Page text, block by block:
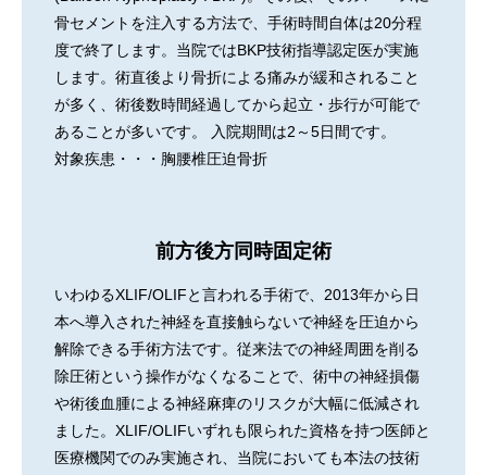
骨セメントを注入する方法で、手術時間自体は20分程
度で終了します。当院ではBKP技術指導認定医が実施
します。術直後より骨折による痛みが緩和されること
が多く、術後数時間経過してから起立・歩行が可能で
あることが多いです。 入院期間は2～5日間です。
対象疾患・・・胸腰椎圧迫骨折
前方後方同時固定術
いわゆるXLIF/OLIFと言われる手術で、2013年から日
本へ導入された神経を直接触らないで神経を圧迫から
解除できる手術方法です。従来法での神経周囲を削る
除圧術という操作がなくなることで、術中の神経損傷
や術後血腫による神経麻痺のリスクが大幅に低減され
ました。XLIF/OLIFいずれも限られた資格を持つ医師と
医療機関でのみ実施され、当院においても本法の技術